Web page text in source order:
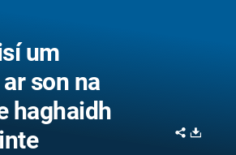
um
son na
haghaidh
Share